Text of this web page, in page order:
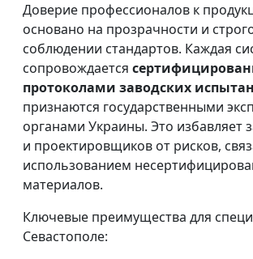
Доверие профессионалов к
основано на прозрачности и
соблюдении стандартов. Каждая
сопровождается
протоколами заводских
признаются государственными
органами Украины. Это избавляет
и проектировщиков от рисков,
использованием
материалов.
Ключевые преимущества для
Севастополе: